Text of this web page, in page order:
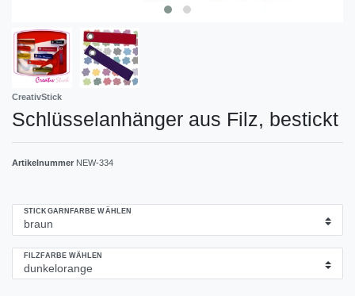
CreativStick
Schlüsselanhänger aus Filz, bestickt
Artikelnummer NEW-334
STICKGARNFARBE WÄHLEN
FILZFARBE WÄHLEN